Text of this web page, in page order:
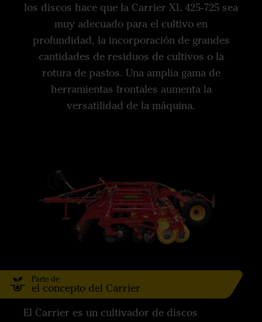
los discos hace que la Carrier XL 425-725 sea
muy adecuado para el cultivo en
profundidad, la incorporación de grandes
cantidades de residuos de cultivos o la
rotura de pastos. Una amplia gama de
herramientas frontales aumenta la
versatilidad de la máquina.
Parte de
el concepto del Carrier
El Carrier es un cultivador de discos